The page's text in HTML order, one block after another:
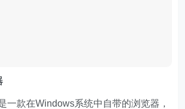
一款在Windows系统中自带的浏览器，